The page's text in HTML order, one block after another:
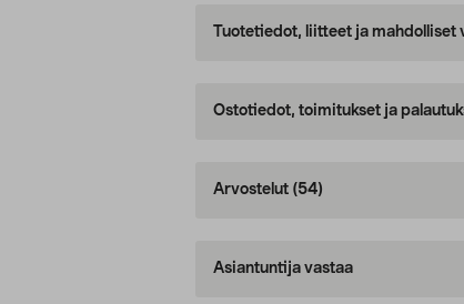
Tuotetiedot, liitteet ja
Ostotiedot, toimitukset ja
Arvostelut (54)
Asiantuntija vastaa